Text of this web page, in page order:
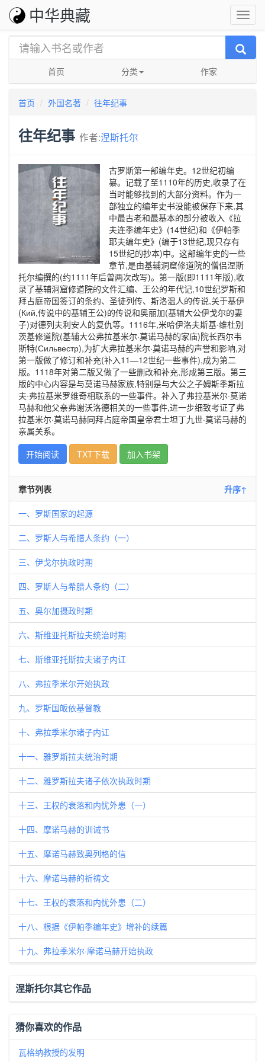
中华典藏
首页 分类 作家
首页 外国名著 往年纪事
往年纪事 作者:涅斯托尔
古罗斯第一部编年史。12世纪初编
纂。记载了至1110年的历史,收录了在
当时能够找到的大部分资料。作为一
部独立的编年史书没能被保存下来,其
中最古老和最基本的部分被收入《拉
夫连季编年史》(14世纪)和《伊帕季
耶夫编年史》(编于13世纪,现只存有
15世纪的抄本)中。这部编年史的一些
章节,是由基辅洞窟修道院的僧侣涅斯
托尔编撰的(约1111年后曾两次改写)。第一版(即1111年版),收
录了基辅洞窟修道院的文件汇编、王公的年代记,10世纪罗斯和
拜占庭帝国签订的条约、圣徒列传、斯洛温人的传说,关于基伊
(Кий,传说中的基辅王公)的传说和奥丽加(基辅大公伊戈尔的妻
子)对德列夫利安人的复仇等。1116年,米哈伊洛夫斯基·维杜别
茨基修道院(基辅大公弗拉基米尔·莫诺马赫的家庙)院长西尔韦
斯特(Сильвестр),为扩大弗拉基米尔·莫诺马赫的声誉和影响,对
第一版做了修订和补充(补入11—12世纪一些事件),成为第二
版。1118年对第二版又做了一些删改和补充,形成第三版。第三
版的中心内容是与莫诺马赫家族,特别是与大公之子姆斯季斯拉
夫·弗拉基米罗维奇相联系的一些事件。补入了弗拉基米尔·莫诺
马赫和他父亲弗谢沃洛德相关的一些事件,进一步细致考证了弗
拉基米尔·莫诺马赫同拜占庭帝国皇帝君士坦丁九世·莫诺马赫的
亲属关系。
开始阅读
TXT下载 加入书架
章节列表 升序↑
一、罗斯国家的起源
二、罗斯人与希腊人条约（一）
三、伊戈尔执政时期
四、罗斯人与希腊人条约（二）
五、奥尔加摄政时期
六、斯维亚托斯拉夫统治时期
七、斯维亚托斯拉夫诸子内讧
八、弗拉季米尔开始执政
九、罗斯国皈依基督教
十、弗拉季米尔诸子内讧
十一、雅罗斯拉夫统治时期
十二、雅罗斯拉夫诸子依次执政时期
十三、王权的衰落和内忧外患（一）
十四、摩诺马赫的训诫书
十五、摩诺马赫致奥列格的信
十六、摩诺马赫的祈祷文
十七、王权的衰落和内忧外患（二）
十八、根据《伊帕季编年史》增补的续篇
十九、弗拉季米尔·摩诺马赫开始执政
涅斯托尔其它作品
猜你喜欢的作品
瓦格纳教授的发明